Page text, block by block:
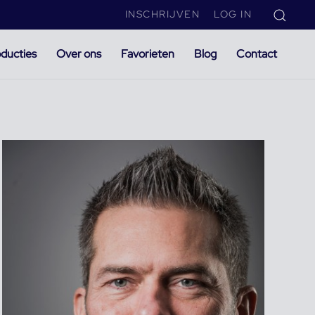
INSCHRIJVEN LOG IN
Over ons Favorieten Blog Contact